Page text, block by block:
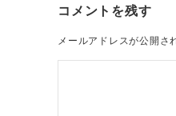
コメントを残す
メールアドレスが公開さ